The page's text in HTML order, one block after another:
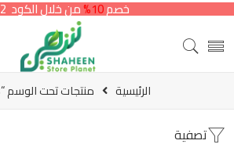
خصم10% من خلال الكود AF2
الرئيسية منتجات تحت الوسم “seeds”
تصفية